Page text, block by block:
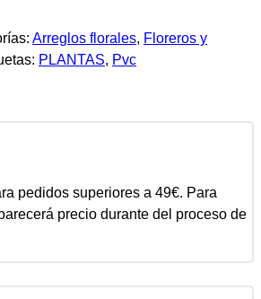
Arreglos florales, Floreros y
PLANTAS, Pvc
pedidos superiores a 49€. Para
precio durante del proceso de